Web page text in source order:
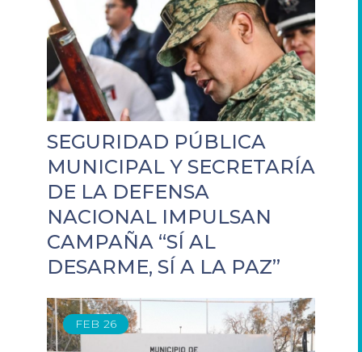
SEGURIDAD PÚBLICA
MUNICIPAL Y SECRETARÍA
DE LA DEFENSA
NACIONAL IMPULSAN
CAMPAÑA “SÍ AL
DESARME, SÍ A LA PAZ”
FEB 26